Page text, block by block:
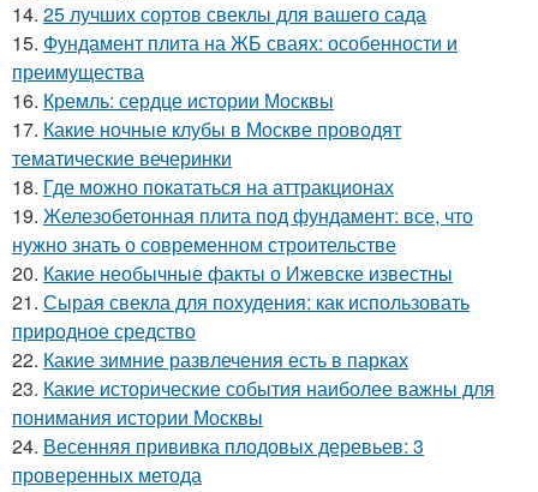
14. 25 лучших сортов свеклы для вашего сада
15. Фундамент плита на ЖБ сваях: особенности и
преимущества
16. Кремль: сердце истории Москвы
17. Какие ночные клубы в Москве проводят
тематические вечеринки
18. Где можно покататься на аттракционах
19. Железобетонная плита под фундамент: все, что
нужно знать о современном строительстве
20. Какие необычные факты о Ижевске известны
21. Сырая свекла для похудения: как использовать
природное средство
22. Какие зимние развлечения есть в парках
23. Какие исторические события наиболее важны для
понимания истории Москвы
24. Весенняя прививка плодовых деревьев: 3
проверенных метода